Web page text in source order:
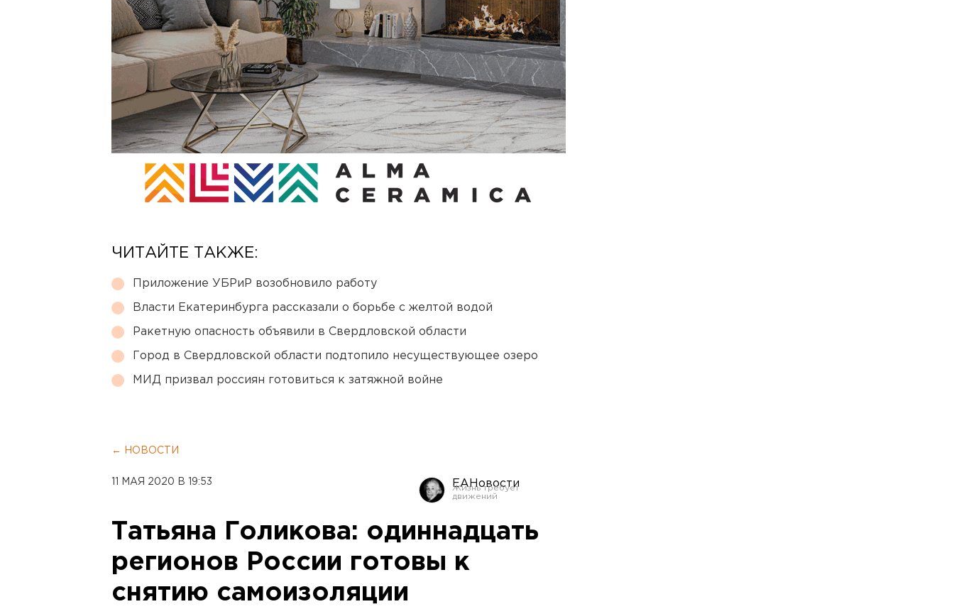
ЧИТАЙТЕ ТАКЖЕ:
Приложение УБРиР возобновило работу
Власти Екатеринбурга рассказали о борьбе с желтой водой
Ракетную опасность объявили в Свердловской области
Город в Свердловской области подтопило несуществующее озеро
МИД призвал россиян готовиться к затяжной войне
← НОВОСТИ
11 МАЯ 2020 В 19:53 ЕАНовости
Татьяна Голикова: одиннадцать
регионов России готовы к
снятию самоизоляции